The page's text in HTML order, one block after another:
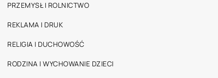
PRZEMYSŁ I ROLNICTWO
REKLAMA I DRUK
RELIGIA I DUCHOWOŚĆ
RODZINA I WYCHOWANIE DZIECI